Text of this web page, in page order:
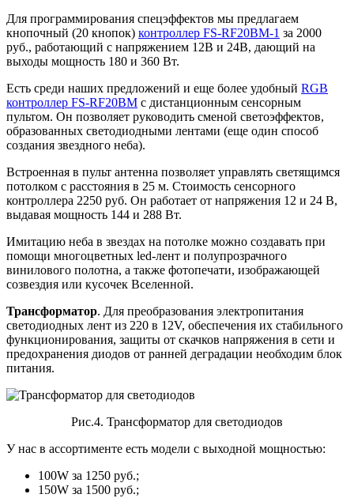
Для программирования спецэффектов мы предлагаем
кнопочный (20 кнопок) контроллер FS-RF20BM-1 за 2000
руб., работающий с напряжением 12В и 24В, дающий на
выходы мощность 180 и 360 Вт.
Есть среди наших предложений и еще более удобный RGB
контроллер FS-RF20BM с дистанционным сенсорным
пультом. Он позволяет руководить сменой светоэффектов,
образованных светодиодными лентами (еще один способ
создания звездного неба).
Встроенная в пульт антенна позволяет управлять светящимся
потолком с расстояния в 25 м. Стоимость сенсорного
контроллера 2250 руб. Он работает от напряжения 12 и 24 В,
выдавая мощность 144 и 288 Вт.
Имитацию неба в звездах на потолке можно создавать при
помощи многоцветных led-лент и полупрозрачного
винилового полотна, а также фотопечати, изображающей
созвездия или кусочек Вселенной.
Трансформатор. Для преобразования электропитания
светодиодных лент из 220 в 12V, обеспечения их стабильного
функционирования, защиты от скачков напряжения в сети и
предохранения диодов от ранней деградации необходим блок
питания.
Рис.4. Трансформатор для светодиодов
У нас в ассортименте есть модели с выходной мощностью:
100W за 1250 руб.;
150W за 1500 руб.;